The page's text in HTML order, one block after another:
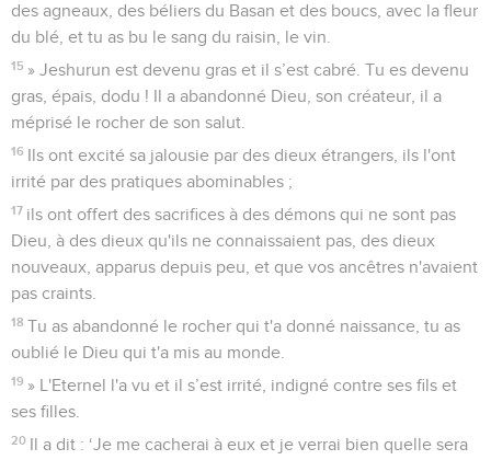
des agneaux, des béliers du Basan et des boucs, avec la fleur
du blé, et tu as bu le sang du raisin, le vin.
15 » Jeshurun est devenu gras et il s’est cabré. Tu es devenu
gras, épais, dodu ! Il a abandonné Dieu, son créateur, il a
méprisé le rocher de son salut.
16 Ils ont excité sa jalousie par des dieux étrangers, ils l'ont
irrité par des pratiques abominables ;
17 ils ont offert des sacrifices à des démons qui ne sont pas
Dieu, à des dieux qu'ils ne connaissaient pas, des dieux
nouveaux, apparus depuis peu, et que vos ancêtres n'avaient
pas craints.
18 Tu as abandonné le rocher qui t'a donné naissance, tu as
oublié le Dieu qui t'a mis au monde.
19 » L'Eternel l'a vu et il s’est irrité, indigné contre ses fils et
ses filles.
20 Il a dit : ‘Je me cacherai à eux et je verrai bien quelle sera